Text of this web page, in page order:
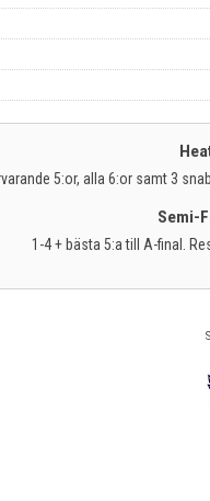
5:or, alla 6:or samt 3
Semi-
1-4 + bästa 5:a till A-final.